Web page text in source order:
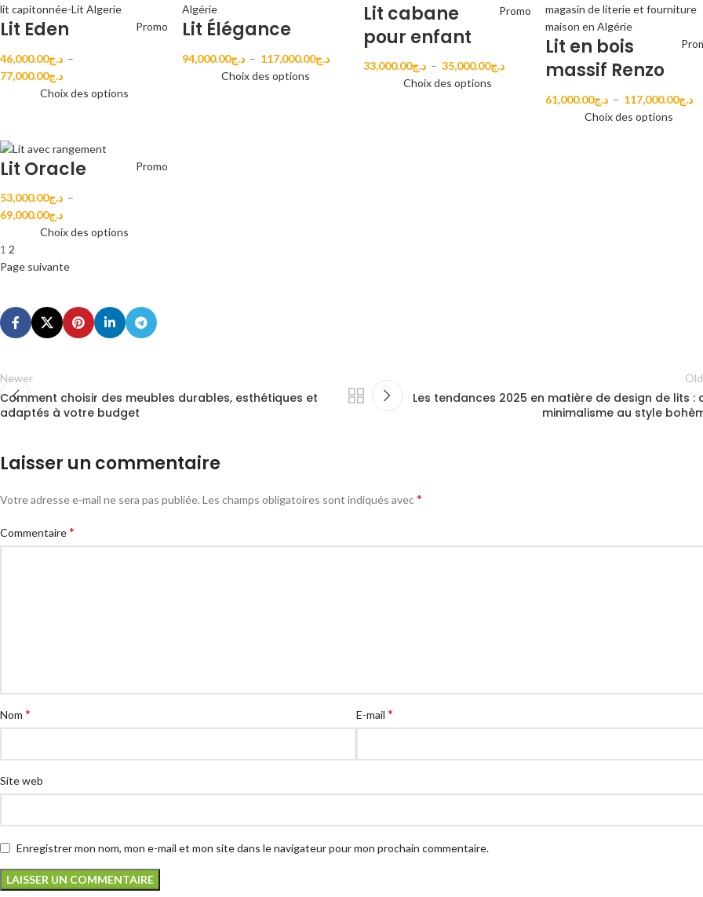
Promo
Lit Eden
د.ج46,000.00
–
د.ج77,000.00
Choix des options
Lit Élégance
د.ج94,000.00 – د.ج117,000.00
Choix des options
Promo
Lit cabane
pour enfant
د.ج33,000.00 – د.ج35,000.00
Choix des options
Lit en bois
massif Renzo
د.ج61,000.00 – د.ج117,000.00
Choix des options
Promo
Lit Oracle
د.ج53,000.00
–
د.ج69,000.00
Choix des options
1 2
Page suivante
Newer
Comment choisir des meubles durables, esthétiques et
adaptés à votre budget
Les tendances 2025 en matière de design de lits :
minimalisme au style
Laisser un commentaire
Votre adresse e-mail ne sera pas publiée. Les champs obligatoires sont indiqués avec*
Commentaire*
Nom * E-mail*
Site web
Enregistrer mon nom, mon e-mail et mon site dans le navigateur pour mon prochain commentaire.